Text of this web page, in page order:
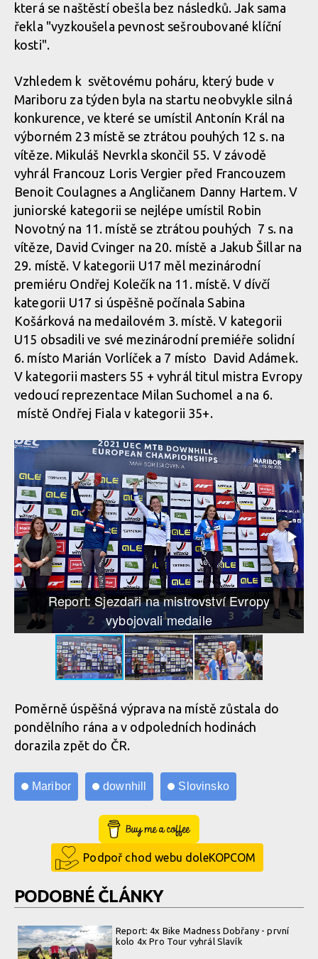
která se naštěstí obešla bez následků. Jak sama
řekla "vyzkoušela pevnost sešroubované klíční
kosti".
Vzhledem k světovému poháru, který bude v
Mariboru za týden byla na startu neobvykle silná
konkurence, ve které se umístil Antonín Král na
výborném 23 místě se ztrátou pouhých 12 s. na
vítěze. Mikuláš Nevrkla skončil 55. V závodě
vyhrál Francouz Loris Vergier před Francouzem
Benoit Coulagnes a Angličanem Danny Hartem. V
juniorské kategorii se nejlépe umístil Robin
Novotný na 11. místě se ztrátou pouhých 7 s. na
vítěze, David Cvinger na 20. místě a Jakub Šillar na
29. místě. V kategorii U17 měl mezinárodní
premiéru Ondřej Kolečík na 11. místě. V dívčí
kategorii U17 si úspěšně počínala Sabina
Košárková na medailovém 3. místě. V kategorii
U15 obsadili ve své mezinárodní premiéře solidní
6. místo Marián Vorlíček a 7 místo David Adámek.
V kategorii masters 55 + vyhrál titul mistra Evropy
vedoucí reprezentace Milan Suchomel a na 6.
místě Ondřej Fiala v kategorii 35+.
Report: Sjezdaři na mistrovství Evropy
vybojovali medaile
Poměrně úspěšná výprava na místě zůstala do
pondělního rána a v odpoledních hodinách
dorazila zpět do ČR.
Maribor downhill Slovinsko
Buy Me a Coffee
Podpoř chod webu doleKOPCOM
PODOBNÉ ČLÁNKY
Report: 4x Bike Madness Dobřany - první
kolo 4x Pro Tour vyhrál Slavík